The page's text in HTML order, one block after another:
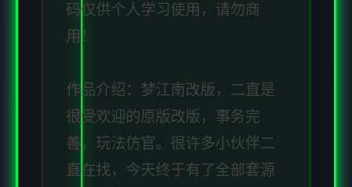
码仅供个人学习使用，请勿商
用！
作品介绍：梦江南改版，二直是
很受欢迎的原版改版，事务完
善，玩法仿官。很许多小伙伴二
直在找，今天终于有了全部套源